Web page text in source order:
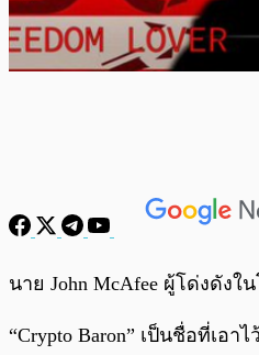
พร้อมเล่น
นาย John McAfee ผู้โด่งดัง
“Crypto Baron” เป็นชื่อที่เอ